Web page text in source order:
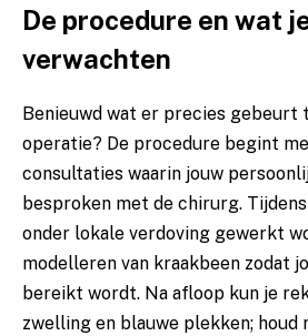
De procedure en wat
verwachten
Benieuwd wat er precies gebeurt
operatie? De procedure begint
consultaties waarin jouw
besproken met de chirurg.
onder lokale verdoving gewerkt
modelleren van kraakbeen zodat
bereikt wordt. Na afloop kun je
zwelling en blauwe plekken;